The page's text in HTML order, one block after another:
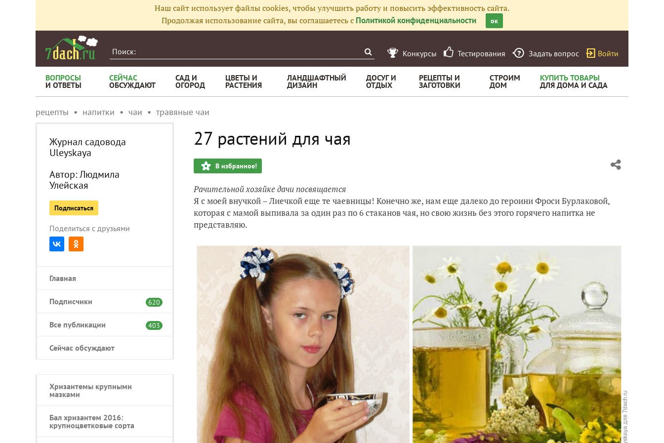
Наш сайт использует файлы cookies, чтобы улучшить работу и повысить эффективность сайта.
Продолжая использование сайта, вы соглашаетесь с Политикой конфиденциальности ок
Конкурсы Тестирования Задать вопрос Войти
ВОПРОСЫ
И ОТВЕТЫ
СЕЙЧАС
ОБСУЖДАЮТ
САД И
ОГОРОД
ЦВЕТЫ И
РАСТЕНИЯ
ЛАНДШАФТНЫЙ
ДИЗАЙН
ДОСУГ И
ОТДЫХ
РЕЦЕПТЫ И
ЗАГОТОВКИ
СТРОИМ
ДОМ
КУПИТЬ ТОВАРЫ
ДЛЯ ДОМА И САДА
рецепты напитки чаи травяные чаи
Журнал садовода
Uleyskaya
Автор:Людмила
Улейская
Подписаться
Поделиться с друзьями
Главная
Подписчики 620
Все публикации 403
Сейчас обсуждают
Хризантемы крупными
мазками
Бал хризантем 2016:
крупноцветковые сорта
27 растений для чая
В избранное!
Рачительной хозяйке дачи посвящается
Я c моей внучкой – Лиечкой еще те чаевницы! Конечно же, нам еще далеко до героини Фроси Бурлаковой,
которая с мамой выпивала за один раз по 6 стаканов чая, но свою жизнь без этого горячего напитка не
представляю.